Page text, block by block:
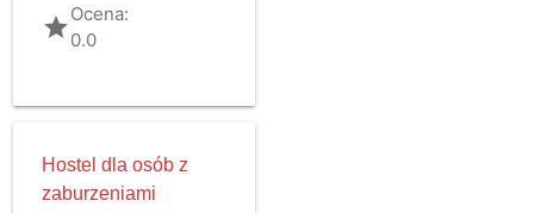
gradeOcena:
0.0
Hostel dla osób z
zaburzeniami